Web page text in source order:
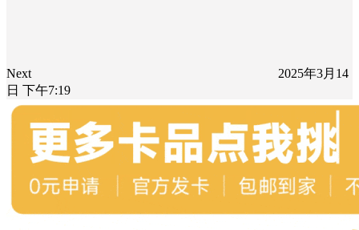
Next
2025年3月14
日 下午7:19